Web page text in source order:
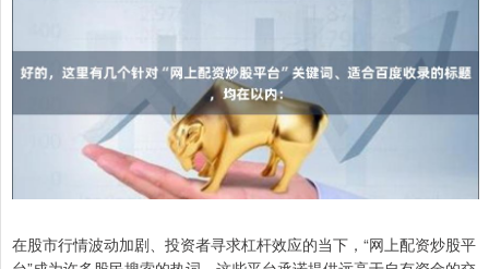
在股市行情波动加剧、投资者寻求杠杆效应的当下，“网上配资炒股平